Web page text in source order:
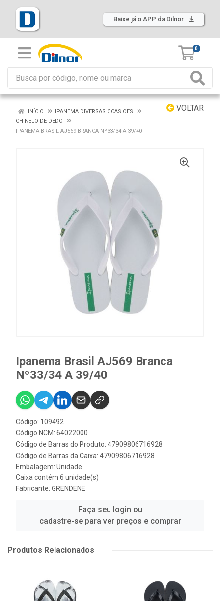
Baixe já o APP da Dilnor
0
VOLTAR
INÍCIO
IPANEMA DIVERSAS OCASIOES
CHINELO DE DEDO
IPANEMA BRASIL AJ569 BRANCA Nº33/34 A 39/40
Ipanema Brasil AJ569 Branca
Nº33/34 A 39/40
Código: 109492
Código NCM: 64022000
Código de Barras do Produto: 47909806716928
Código de Barras da Caixa: 47909806716928
Embalagem: Unidade
Caixa contém 6 unidade(s)
Fabricante: GRENDENE
Faça seu login ou
cadastre-se para ver preços e comprar
Produtos Relacionados